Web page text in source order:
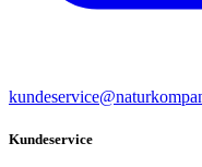
Kundeservice